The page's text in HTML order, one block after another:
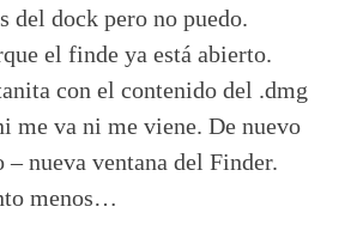
del dock pero no puedo.
el finde ya está abierto.
con el contenido del .dmg
me va ni me viene. De nuevo
nueva ventana del Finder.
menos…